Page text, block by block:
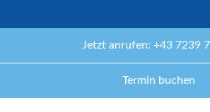
Jetzt anrufen: +43 7239
Termin buchen